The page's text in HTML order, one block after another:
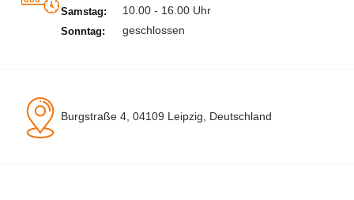
Samstag: 10.00 - 16.00 Uhr
Sonntag: geschlossen
Burgstraße 4, 04109 Leipzig, Deutschland